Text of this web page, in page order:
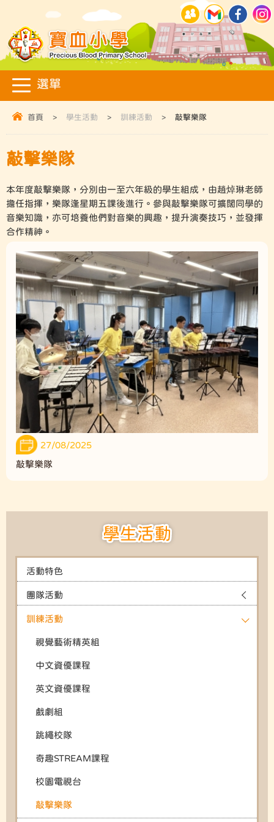
首頁 > 學生活動 > 訓練活動 > 敲擊樂隊
敲擊樂隊
本年度敲擊樂隊，分別由一至六年級的學生組成，由趙焯琳老師
擔任指揮，樂隊逢星期五課後進行。參與敲擊樂隊可擴闊同學的
音樂知識，亦可培養他們對音樂的興趣，提升演奏技巧，並發揮
合作精神。
27/08/2025
敲擊樂隊
學生活動
活動特色
團隊活動
訓練活動
視覺藝術精英組
中文資優課程
英文資優課程
戲劇組
跳繩校隊
奇趣STREAM課程
校園電視台
敲擊樂隊